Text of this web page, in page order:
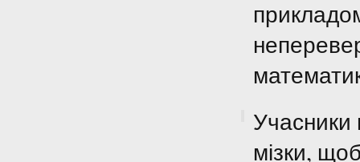
Учасники
мізки,